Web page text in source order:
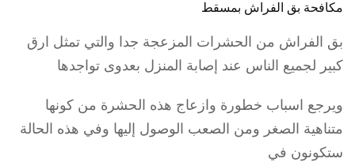
مكافحة بق الفراش بمسقط
بق الفراش من الحشرات المزعجة جدا والتي تمثل ارق
كبير لجميع الناس عند إصابة المنزل بعدوى تواجدها
ويرجع اسباب خطورة وازعاج هذه الحشرة من كونها
متناهية الصغر ومن الصعب الوصول إليها وفي هذه الحالة
ستكونون في